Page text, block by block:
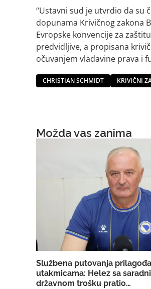
“Ustavni sud je utvrdio da su
dopunama Krivičnog zakona
Evropske konvencije za
predvidljive, a propisana
očuvanjem vladavine prava i
CHRISTIAN SCHMIDT KRIVIČNI
Možda vas zanima
Službena putovanja
utakmicama: Helez sa
državnom trošku pratio